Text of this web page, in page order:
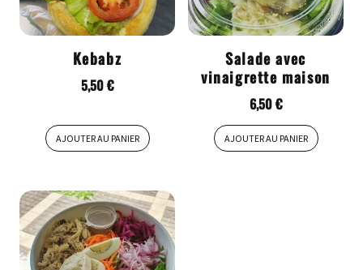
Kebabz
5,50€
AJOUTER AU PANIER
Salade avec
vinaigrette maison
6,50€
AJOUTER AU PANIER